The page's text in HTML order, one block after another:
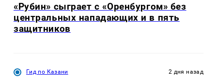
«Рубин» сыграет с «Оренбургом» без
центральных нападающих и в пять
защитников
Гид по Казани 2 дня назад